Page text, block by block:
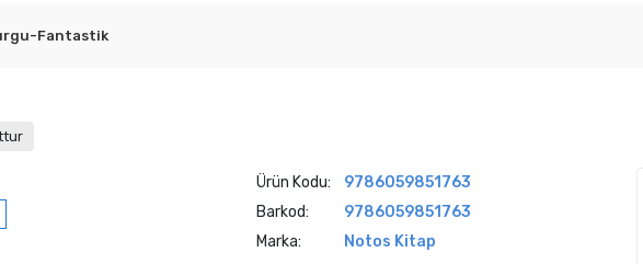
Fantastik
Ürün Kodu:
9786059851763
Barkod:
9786059851763
Marka:
Notos Kitap